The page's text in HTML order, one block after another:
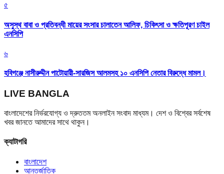
৫
অসুস্থ বাবা ও প্রতিবন্ধী মায়ের সংসার চালাতেন আলিফ, চিকিৎসা ও ক্ষতিপূরণ চাইল
এনসিপি
৬
হবিগঞ্জে নাসীরুদ্দীন পাটোয়ারী-সারজিস আলমসহ ১০ এনসিপি নেতার বিরুদ্ধে মামল।
LIVE BANGLA
বাংলাদেশের নির্ভরযোগ্য ও দ্রুততম অনলাইন সংবাদ মাধ্যম। দেশ ও বিশ্বের সর্বশেষ
খবর জানতে আমাদের সাথে থাকুন।
ক্যাটাগরি
বাংলাদেশ
আন্তর্জাতিক